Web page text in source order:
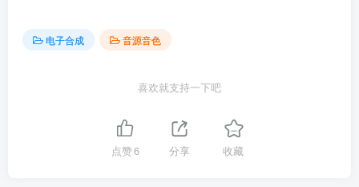
电子合成 音源音色
喜欢就支持一下吧
点赞6 分享 收藏